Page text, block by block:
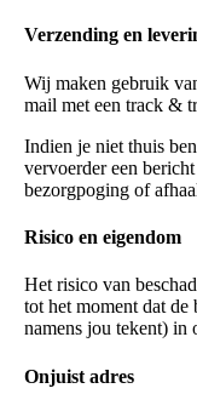
Verzending en
Wij maken gebruik
mail met een track &
Indien je niet thuis
vervoerder een
bezorgpoging of
Risico en eigendom
Het risico van
tot het moment dat
namens jou tekent) in
Onjuist adres